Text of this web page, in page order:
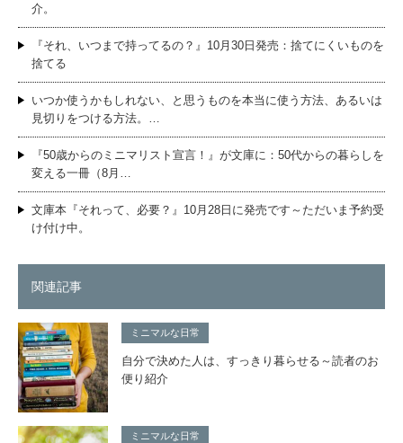
介。
『それ、いつまで持ってるの？』10月30日発売：捨てにくいものを
捨てる
いつか使うかもしれない、と思うものを本当に使う方法、あるいは
見切りをつける方法。…
『50歳からのミニマリスト宣言！』が文庫に：50代からの暮らしを
変える一冊（8月…
文庫本『それって、必要？』10月28日に発売です～ただいま予約受
け付け中。
関連記事
ミニマルな日常
自分で決めた人は、すっきり暮らせる～読者のお
便り紹介
ミニマルな日常